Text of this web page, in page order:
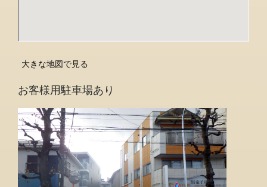
大きな地図で見る
お客様用駐車場あり